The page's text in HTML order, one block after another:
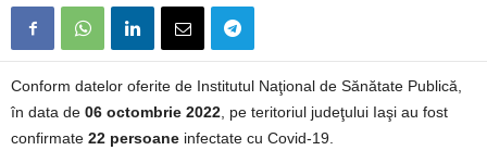
Conform datelor oferite de Institutul Naţional de Sănătate Publică,
în data de 06 octombrie 2022 , pe teritoriul judeţului Iaşi au fost
confirmate 22 persoane infectate cu Covid-19.